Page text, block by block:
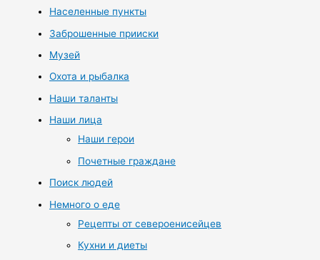
Населенные пункты
Заброшенные прииски
Музей
Охота и рыбалка
Наши таланты
Наши лица
Наши герои
Почетные граждане
Поиск людей
Немного о еде
Рецепты от североенисейцев
Кухни и диеты